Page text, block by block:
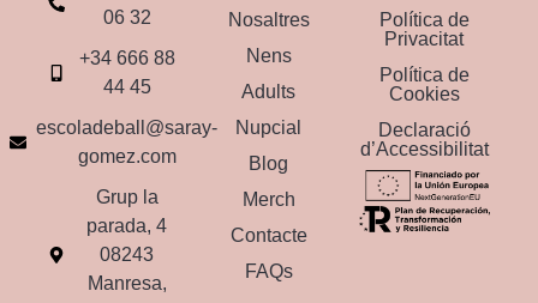
06 32
+34 666 88
44 45
escoladeball@saray-
gomez.com
Grup la
parada, 4
08243
Manresa,
Nosaltres
Nens
Adults
Nupcial
Blog
Merch
Contacte
FAQs
Política de
Privacitat
Política de
Cookies
Declaració
d’Accessibilitat